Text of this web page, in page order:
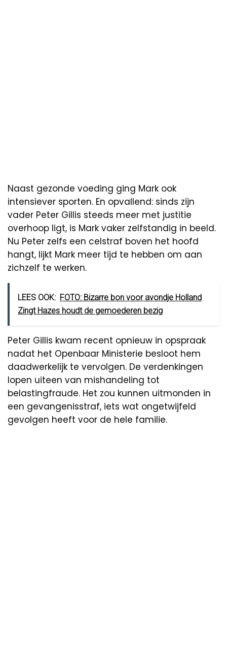
Naast gezonde voeding ging Mark ook
intensiever sporten. En opvallend: sinds zijn
vader Peter Gillis steeds meer met justitie
overhoop ligt, is Mark vaker zelfstandig in beeld.
Nu Peter zelfs een celstraf boven het hoofd
hangt, lijkt Mark meer tijd te hebben om aan
zichzelf te werken.
LEES OOK: FOTO: Bizarre bon voor avondje Holland
Zingt Hazes houdt de gemoederen bezig
Peter Gillis kwam recent opnieuw in opspraak
nadat het Openbaar Ministerie besloot hem
daadwerkelijk te vervolgen. De verdenkingen
lopen uiteen van mishandeling tot
belastingfraude. Het zou kunnen uitmonden in
een gevangenisstraf, iets wat ongetwijfeld
gevolgen heeft voor de hele familie.